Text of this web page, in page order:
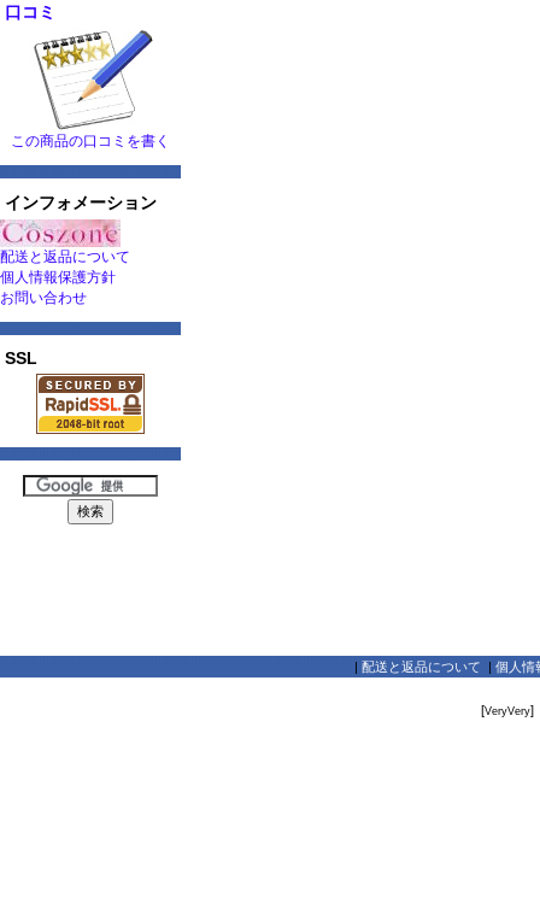
口コミ
この商品の口コミを書く
インフォメーション
配送と返品について
個人情報保護方針
お問い合わせ
SSL
| 配送と返品について | 個人情
[VeryVery]